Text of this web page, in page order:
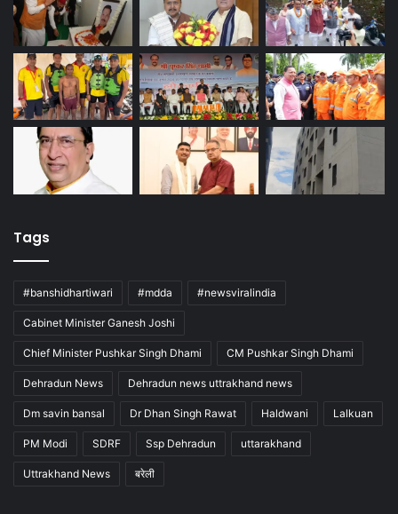
Tags
#banshidhartiwari #mdda #newsviralindia
Cabinet Minister Ganesh Joshi
Chief Minister Pushkar Singh Dhami CM Pushkar Singh Dhami
Dehradun News Dehradun news uttrakhand news
Dm savin bansal Dr Dhan Singh Rawat Haldwani Lalkuan
PM Modi SDRF Ssp Dehradun uttarakhand
Uttrakhand News बरेली